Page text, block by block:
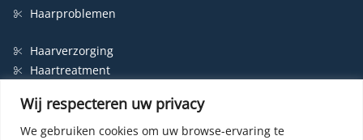
Wij respecteren uw privacy
We gebruiken cookies om uw browse-ervaring te
Haarproblemen
Haarverzorging
Haartreatment
Styling
Shampoo